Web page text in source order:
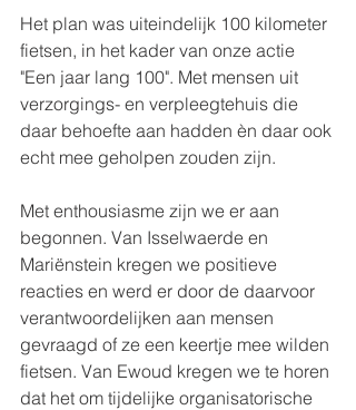
Het plan was uiteindelijk 100 kilometer
fietsen, in het kader van onze actie
"Een jaar lang 100". Met mensen uit
verzorgings- en verpleegtehuis die
daar behoefte aan hadden èn daar ook
echt mee geholpen zouden zijn.
Met enthousiasme zijn we er aan
begonnen. Van Isselwaerde en
Mariënstein kregen we positieve
reacties en werd er door de daarvoor
verantwoordelijken aan mensen
gevraagd of ze een keertje mee wilden
fietsen. Van Ewoud kregen we te horen
dat het om tijdelijke organisatorische